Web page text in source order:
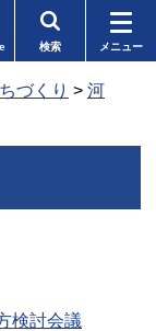
検索 メニュー
づくり > 河
検討会議